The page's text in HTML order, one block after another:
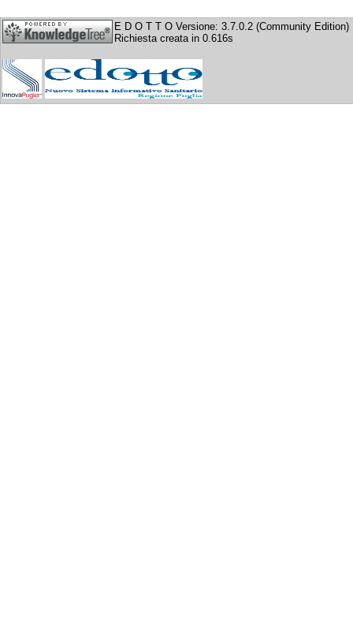
E D O T T O Versione: 3.7.0.2 (Community Edition)
Richiesta creata in 0.616s